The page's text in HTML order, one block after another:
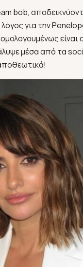
bob,
λόγος για την
είναι
μέσα από τα